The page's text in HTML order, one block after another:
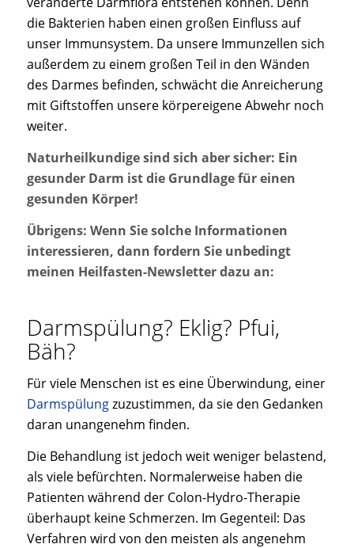
die Bakterien haben einen großen Einfluss auf
unser Immunsystem. Da unsere Immunzellen sich
außerdem zu einem großen Teil in den Wänden
des Darmes befinden, schwächt die Anreicherung
mit Giftstoffen unsere körpereigene Abwehr noch
weiter.
Naturheilkundige sind sich aber sicher: Ein
gesunder Darm ist die Grundlage für einen
gesunden Körper!
Übrigens: Wenn Sie solche Informationen
interessieren, dann fordern Sie unbedingt
meinen Heilfasten-Newsletter dazu an:
Darmspülung? Eklig? Pfui,
Bäh?
Für viele Menschen ist es eine Überwindung, einer
Darmspülungzuzustimmen, da sie den Gedanken
daran unangenehm finden.
Die Behandlung ist jedoch weit weniger belastend,
als viele befürchten. Normalerweise haben die
Patienten während der Colon-Hydro-Therapie
überhaupt keine Schmerzen. Im Gegenteil: Das
Verfahren wird von den meisten als angenehm